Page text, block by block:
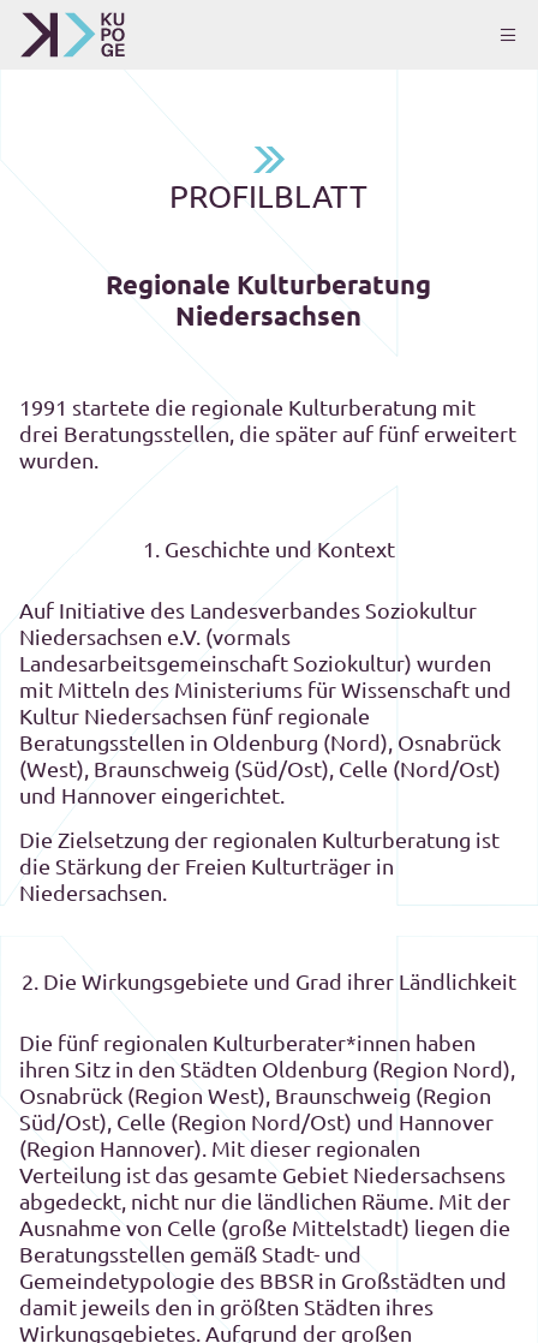
PROFILBLATT
Regionale Kulturberatung
Niedersachsen
1991 startete die regionale Kulturberatung mit
drei Beratungsstellen, die später auf fünf erweitert
wurden.
1. Geschichte und Kontext
Auf Initiative des Landesverbandes Soziokultur
Niedersachsen e.V. (vormals
Landesarbeitsgemeinschaft Soziokultur) wurden
mit Mitteln des Ministeriums für Wissenschaft und
Kultur Niedersachsen fünf regionale
Beratungsstellen in Oldenburg (Nord), Osnabrück
(West), Braunschweig (Süd/Ost), Celle (Nord/Ost)
und Hannover eingerichtet.
Die Zielsetzung der regionalen Kulturberatung ist
die Stärkung der Freien Kulturträger in
Niedersachsen.
2. Die Wirkungsgebiete und Grad ihrer Ländlichkeit
Die fünf regionalen Kulturberater*innen haben
ihren Sitz in den Städten Oldenburg (Region Nord),
Osnabrück (Region West), Braunschweig (Region
Süd/Ost), Celle (Region Nord/Ost) und Hannover
(Region Hannover). Mit dieser regionalen
Verteilung ist das gesamte Gebiet Niedersachsens
abgedeckt, nicht nur die ländlichen Räume. Mit der
Ausnahme von Celle (große Mittelstadt) liegen die
Beratungsstellen gemäß Stadt- und
Gemeindetypologie des BBSR in Großstädten und
damit jeweils den in größten Städten ihres
Wirkungsgebietes. Aufgrund der großen